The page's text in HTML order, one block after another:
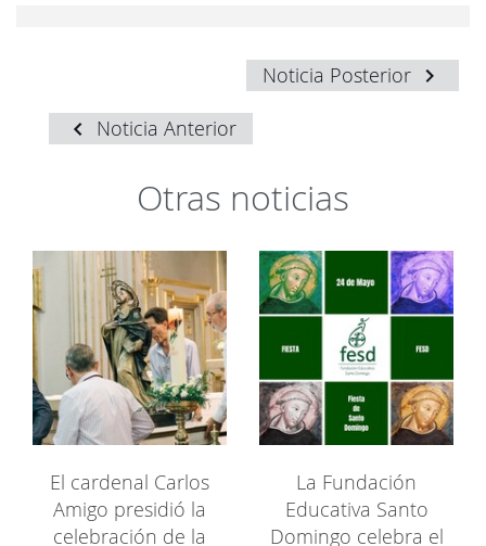
Noticia Posterior
Noticia Anterior
Otras noticias
El cardenal Carlos
Amigo presidió la
celebración de la
La Fundación
Educativa Santo
Domingo celebra el